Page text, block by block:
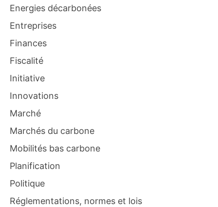
Energies décarbonées
Entreprises
Finances
Fiscalité
Initiative
Innovations
Marché
Marchés du carbone
Mobilités bas carbone
Planification
Politique
Réglementations, normes et lois